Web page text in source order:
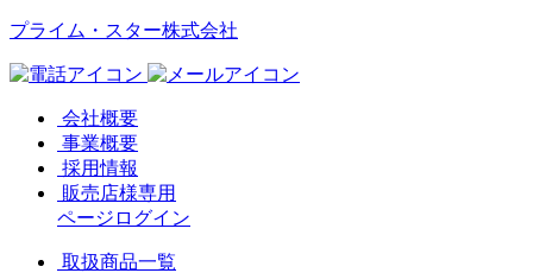
プライム・スター株式会社
会社概要
事業概要
採用情報
販売店様専用
ページログイン
取扱商品一覧